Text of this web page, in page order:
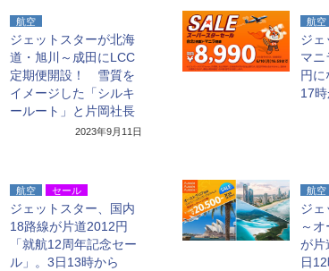
航空
ジェットスターが北海
道・旭川～成田にLCC
定期便開設！ 雪質を
イメージした「シルキ
ールート」と片岡社長
2023年9月11日
航空
ジェ
マニ
円に
17
航空 セール
ジェットスター、国内
18路線が片道2012円
「就航12周年記念セー
ル」。3日13時から
航空
ジェ
～
が片
日